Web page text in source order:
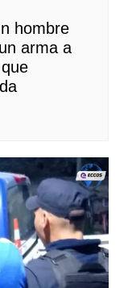
hombre
arma a